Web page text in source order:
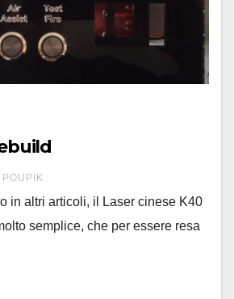
POUPIK
in altri articoli, il Laser cinese K40
semplice, che per essere resa